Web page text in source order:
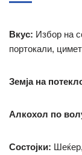
Вкус: Избор на
портокали,
Земја на
Алкохол по
Состојки: